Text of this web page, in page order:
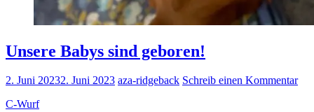
Unsere Babys sind geboren!
2. Juni 20232. Juni 2023 aza-ridgeback Schreib einen Kommentar
C-Wurf